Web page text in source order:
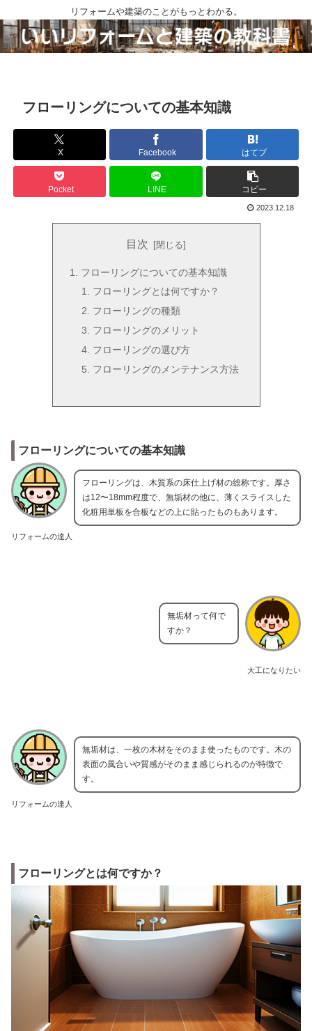
リフォームや建築のことがもっとわかる。
フローリングについての基本知識
X Facebook はてブ
Pocket LINE コピー
2023.12.18
目次
フローリングについての基本知識
フローリングとは何ですか？
フローリングの種類
フローリングのメリット
フローリングの選び方
フローリングのメンテナンス方法
フローリングについての基本知識
リフォームの達人
フローリングは、木質系の床仕上げ材の総称です。厚さ
は12〜18mm程度で、無垢材の他に、薄くスライスした
化粧用単板を合板などの上に貼ったものもあります。
大工になりたい
無垢材って何で
すか？
リフォームの達人
無垢材は、一枚の木材をそのまま使ったものです。木の
表面の風合いや質感がそのまま感じられるのが特徴で
す。
フローリングとは何ですか？